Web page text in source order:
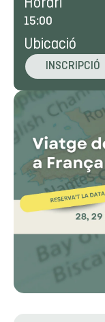
15:00
Ubicació
INSCRIPCIÓ